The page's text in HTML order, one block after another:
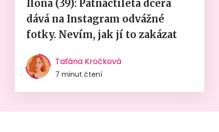
Ilona (39): Patnáctiletá dcera
dává na Instagram odvážné
fotky. Nevím, jak jí to zakázat
Taťána Kročková
7 minut čtení